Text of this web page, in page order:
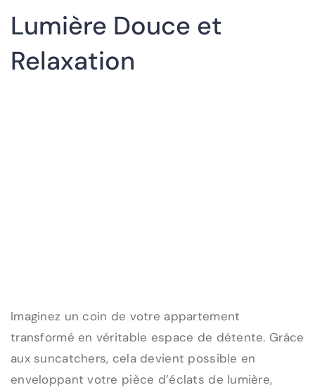
Lumière Douce et
Relaxation
Imaginez un coin de votre appartement
transformé en véritable espace de détente. Grâce
aux suncatchers, cela devient possible en
enveloppant votre pièce d’éclats de lumière,